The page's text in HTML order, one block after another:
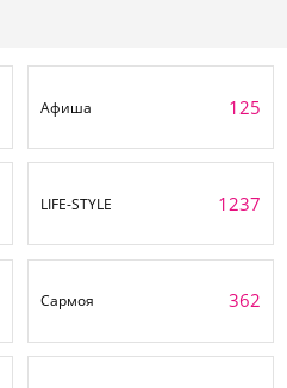
Афиша 125
LIFE-STYLE 1237
Сармоя 362